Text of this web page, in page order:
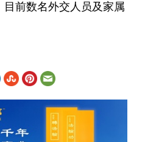
前数名外交人员及家属